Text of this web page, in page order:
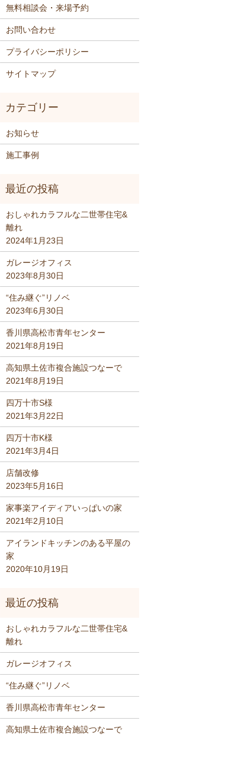
無料相談会・来場予約
お問い合わせ
プライバシーポリシー
サイトマップ
お知らせ
施工事例
おしゃれカラフルな二世帯住宅&
離れ
2024年1月23日
ガレージオフィス
2023年8月30日
“住み継ぐ”リノベ
2023年6月30日
香川県高松市青年センター
2021年8月19日
高知県土佐市複合施設つなーで
2021年8月19日
四万十市S様
2021年3月22日
四万十市K様
2021年3月4日
店舗改修
2023年5月16日
家事楽アイディアいっぱいの家
2021年2月10日
アイランドキッチンのある平屋の
家
2020年10月19日
おしゃれカラフルな二世帯住宅&
離れ
ガレージオフィス
“住み継ぐ”リノベ
香川県高松市青年センター
高知県土佐市複合施設つなーで